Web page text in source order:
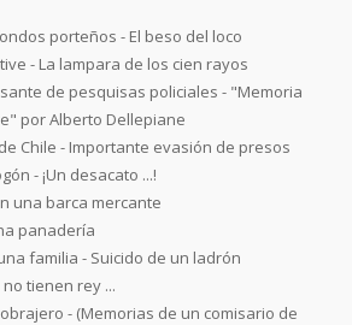
porteños - El beso del loco
- La lampara de los cien rayos
de pesquisas policiales - "Memoria
por Alberto Dellepiane
Chile - Importante evasión de presos
- ¡Un desacato ...!
una barca mercante
panadería
familia - Suicido de un ladrón
tienen rey ...
- (Memorias de un comisario de